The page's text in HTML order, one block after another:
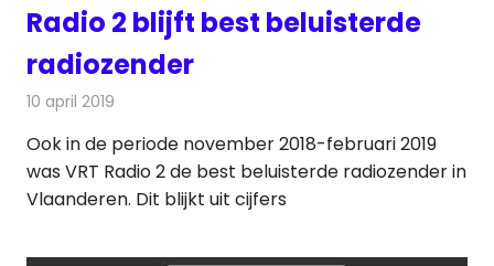
Radio 2 blijft best beluisterde
radiozender
10 april 2019
Ook in de periode november 2018-februari 2019
was VRT Radio 2 de best beluisterde radiozender in
Vlaanderen. Dit blijkt uit cijfers